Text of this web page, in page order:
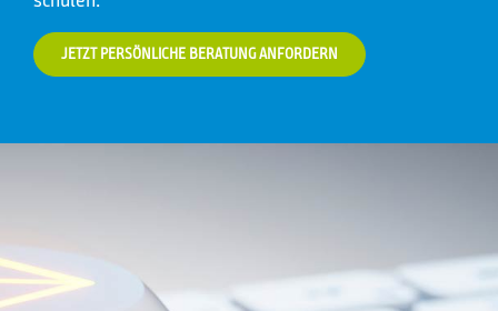
JETZT PERSÖNLICHE BERATUNG ANFORDERN